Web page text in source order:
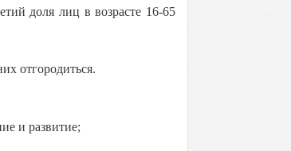
доля лиц в возрасте 16-65
отгородиться.
и развитие;